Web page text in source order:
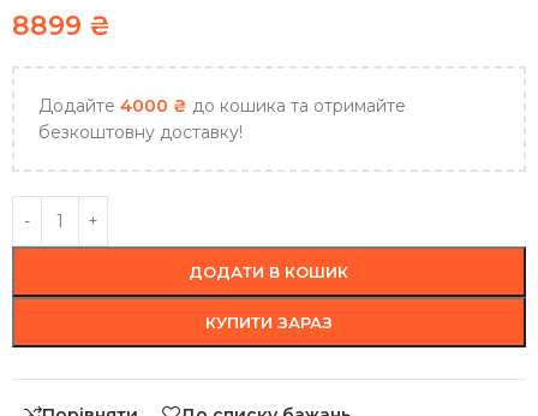
8899 ₴
Додайте 4000 ₴ до кошика та отримайте
безкоштовну доставку!
ДОДАТИ В КОШИК
КУПИТИ ЗАРАЗ